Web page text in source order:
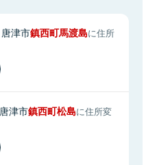
唐津市鎮西町馬渡島に住所
唐津市鎮西町松島に住所変